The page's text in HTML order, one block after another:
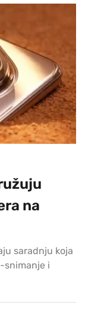
na
saradnju koja
snimanje i